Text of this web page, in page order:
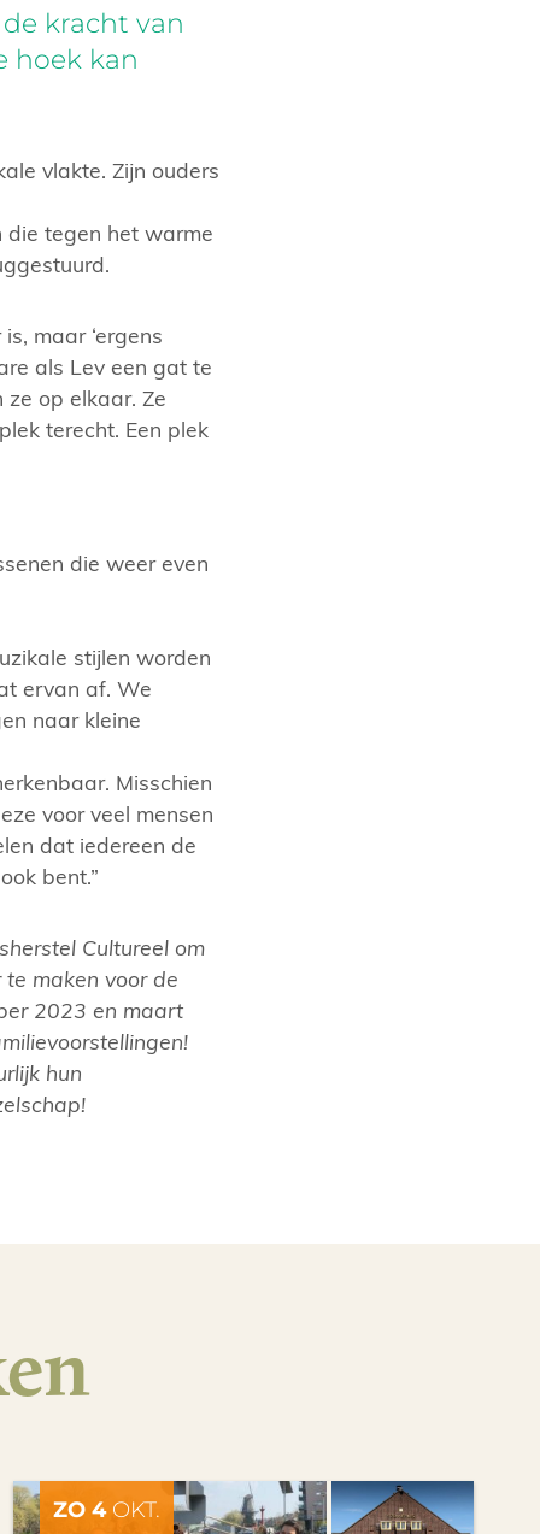
kracht van
hoek kan
vlakte. Zijn ouders
tegen het warme
maar ‘ergens
als Lev een gat te
op elkaar. Ze
terecht. Een plek
die weer even
stijlen worden
ervan af. We
naar kleine
Misschien
voor veel mensen
dat iedereen de
bent.”
Cultureel om
maken voor de
2023 en maart
hun
ZO 4OKT.